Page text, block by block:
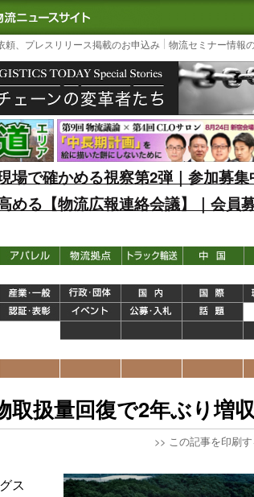
｜国内最大の物流ニュースサイト
3PL, SCMな
頼、プレスリリース掲載のお申込み 物流セミナー情報
場で確かめる視察第2弾｜参加募集
める【物流広報連絡会議】｜会員
取扱量回復で2年ぶり増
>> この記事を印刷す
ス